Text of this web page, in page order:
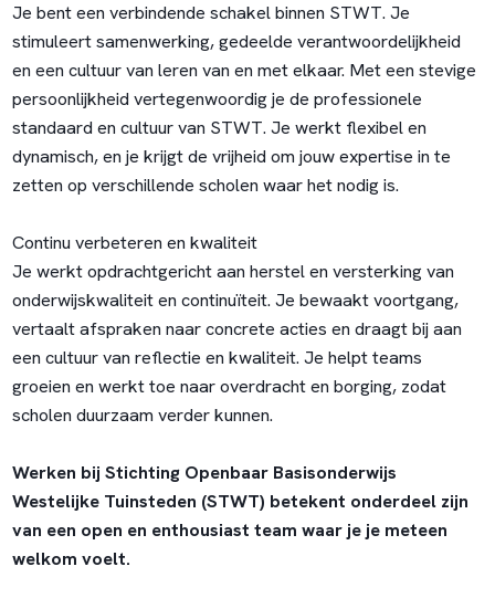
Je bent een verbindende schakel binnen STWT. Je
stimuleert samenwerking, gedeelde verantwoordelijkheid
en een cultuur van leren van en met elkaar. Met een stevige
persoonlijkheid vertegenwoordig je de professionele
standaard en cultuur van STWT. Je werkt flexibel en
dynamisch, en je krijgt de vrijheid om jouw expertise in te
zetten op verschillende scholen waar het nodig is.
Continu verbeteren en kwaliteit
Je werkt opdrachtgericht aan herstel en versterking van
onderwijskwaliteit en continuïteit. Je bewaakt voortgang,
vertaalt afspraken naar concrete acties en draagt bij aan
een cultuur van reflectie en kwaliteit. Je helpt teams
groeien en werkt toe naar overdracht en borging, zodat
scholen duurzaam verder kunnen.
Werken bij Stichting Openbaar Basisonderwijs
Westelijke Tuinsteden (STWT) betekent onderdeel zijn
van een open en enthousiast team waar je je meteen
welkom voelt.